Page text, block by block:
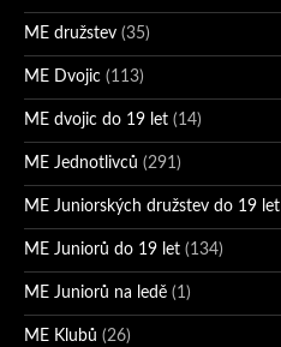
ME družstev (35)
ME Dvojic (113)
ME dvojic do 19 let (14)
ME Jednotlivců (291)
ME Juniorských družstev do 19 let
ME Juniorů do 19 let (134)
ME Juniorů na ledě (1)
ME Klubů (26)